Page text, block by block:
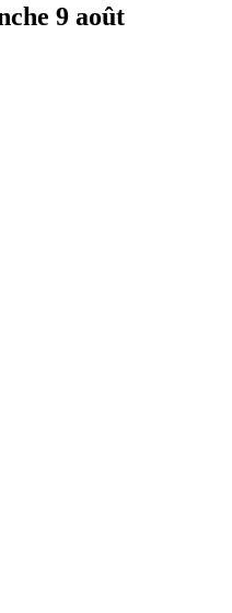
9 août